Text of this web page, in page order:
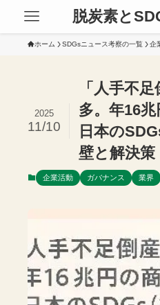
脱炭素と
ホーム SDGsニュース考察の一覧 企
「人手不
多。年16
日本の
壁と解決策
2025
11/10
企業活動 ガバナンス 業界